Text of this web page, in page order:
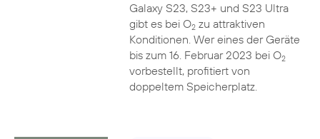
Galaxy S23, S23+ und S23 Ultra
gibt es bei O2zu attraktiven
Konditionen. Wer eines der Geräte
bis zum 16. Februar 2023 bei O2
vorbestellt, profitiert von
doppeltem Speicherplatz.